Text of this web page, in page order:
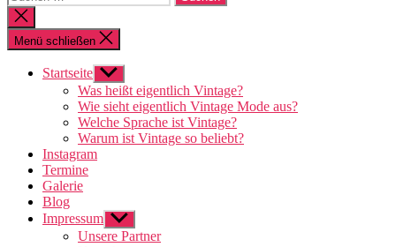
nach:
Suche
schließen
Menü schließen
Startseite Untermenü
anzeigen
Was heißt eigentlich Vintage?
Wie sieht eigentlich Vintage Mode aus?
Welche Sprache ist Vintage?
Warum ist Vintage so beliebt?
Instagram
Termine
Galerie
Blog
Impressum Untermenü
anzeigen
Unsere Partner